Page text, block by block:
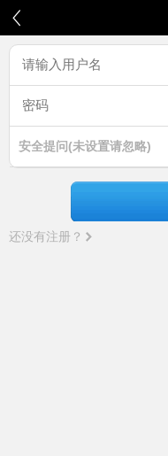
安全提问(未设置请忽略)
还没有注册？